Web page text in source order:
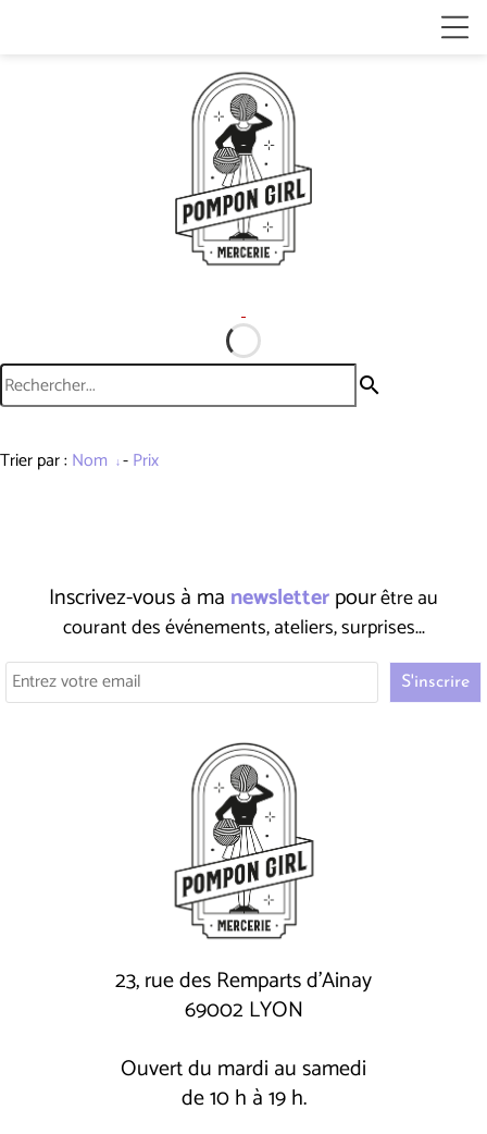
search
Trier par : Nom -Prix
Inscrivez-vous à ma newsletterpourêtre au
courant des événements, ateliers, surprises...
23, rue des Remparts d'Ainay
69002 LYON
Ouvert du mardi au samedi
de 10 h à 19 h.